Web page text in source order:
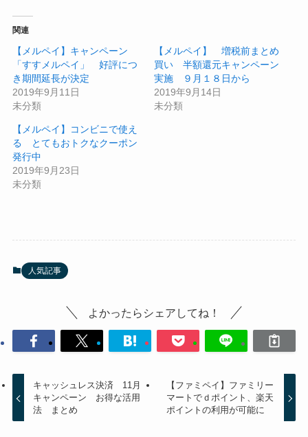
関連
【メルペイ】キャンペーン
「すすメルペイ」 好評につ
き期間延長が決定
2019年9月11日
未分類
【メルペイ】 増税前まとめ
買い 半額還元キャンペーン
実施 ９月１８日から
2019年9月14日
未分類
【メルペイ】コンビニで使え
る とてもおトクなクーポン
発行中
2019年9月23日
未分類
人気記事
よかったらシェアしてね！
キャッシュレス決済 11月
キャンペーン お得な活用
法 まとめ
【ファミペイ】ファミリー
マートでｄポイント、楽天
ポイントの利用が可能に